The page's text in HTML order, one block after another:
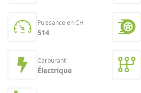
Puissance en CH
514
Carburant
Électrique